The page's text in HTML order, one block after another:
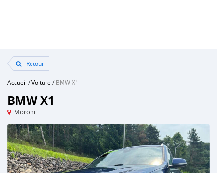
Retour
Accueil /Voiture /BMW X1
BMW X1
Moroni